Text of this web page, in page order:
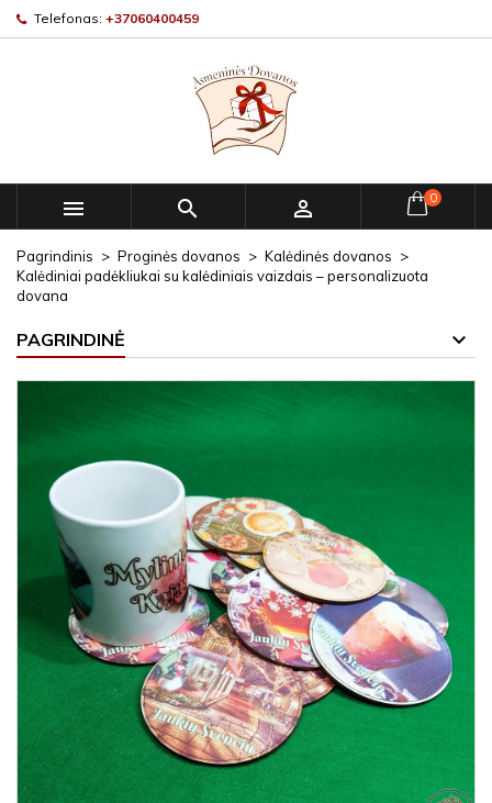
Telefonas: +37060400459
   0
Pagrindinis Proginės dovanos
Kalėdinės dovanos
Kalėdiniai padėkliukai su kalėdiniais vaizdais – personalizuota
dovana
PAGRINDINĖ